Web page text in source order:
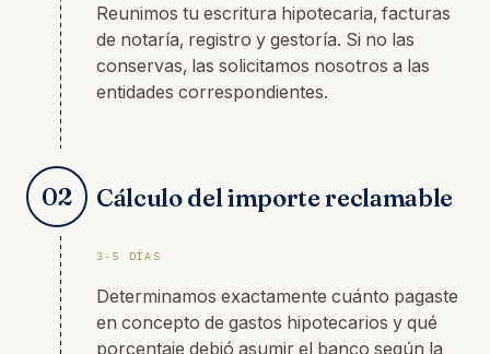
Reunimos tu escritura hipotecaria, facturas
de notaría, registro y gestoría. Si no las
conservas, las solicitamos nosotros a las
entidades correspondientes.
02 Cálculo del importe reclamable
3-5 DÍAS
Determinamos exactamente cuánto pagaste
en concepto de gastos hipotecarios y qué
porcentaje debió asumir el banco según la